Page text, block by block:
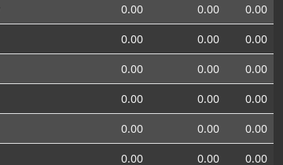
0.00 0.00
0.00
0.00 0.00
0.00
0.00 0.00
0.00
0.00 0.00
0.00
0.00 0.00
0.00
0.00 0.00 0.00